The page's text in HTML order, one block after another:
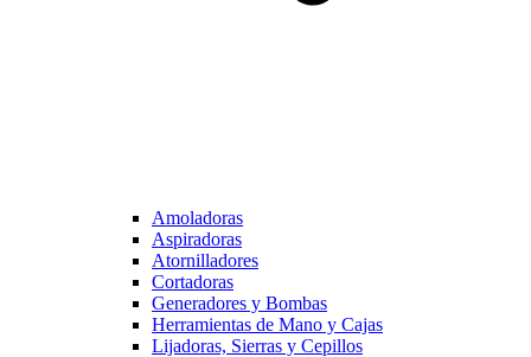
Amoladoras
Aspiradoras
Atornilladores
Cortadoras
Generadores y Bombas
Herramientas de Mano y Cajas
Lijadoras, Sierras y Cepillos